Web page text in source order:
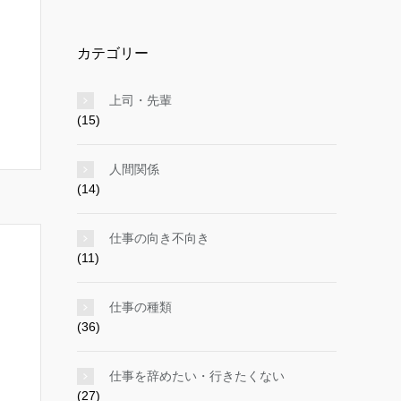
カテゴリー
上司・先輩
(15)
人間関係
(14)
仕事の向き不向き
(11)
仕事の種類
(36)
仕事を辞めたい・行きたくない
(27)